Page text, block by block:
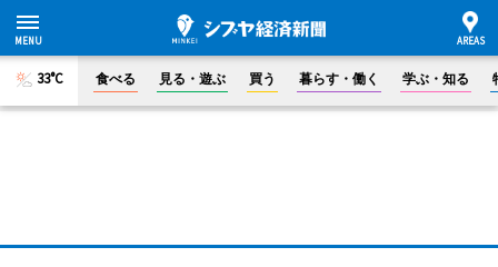
33°C 食べる 見る・遊ぶ 買う 暮らす・働く 学ぶ・知る